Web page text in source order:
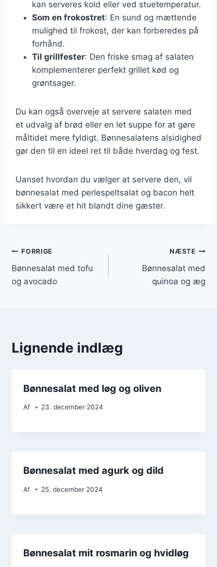
kan serveres kold eller ved stuetemperatur.
Som en frokostret: En sund og mættende
mulighed til frokost, der kan forberedes på
forhånd.
Til grillfester: Den friske smag af salaten
komplementerer perfekt grillet kød og
grøntsager.
Du kan også overveje at servere salaten med
et udvalg af brød eller en let suppe for at gøre
måltidet mere fyldigt. Bønnesalatens alsidighed
gør den til en ideel ret til både hverdag og fest.
Uanset hvordan du vælger at servere den, vil
bønnesalat med perlespeltsalat og bacon helt
sikkert være et hit blandt dine gæster.
Indlægsnavigation
FORRIGE
Bønnesalat med tofu
og avocado
NÆSTE
Bønnesalat med
quinoa og æg
Lignende indlæg
Bønnesalat med løg og oliven
Af 23. december 2024
Bønnesalat med agurk og dild
Af 25. december 2024
Bønnesalat mit rosmarin og hvidløg